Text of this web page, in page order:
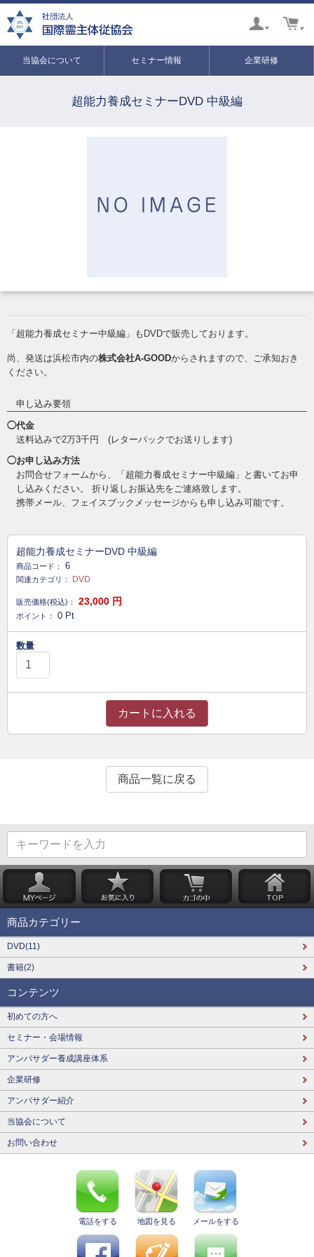
当協会について セミナー情報 企業研修
超能力養成セミナーDVD 中級編
「超能力養成セミナー中級編」もDVDで販売しております。
尚、発送は浜松市内の株式会社A-GOODからされますので、ご承知おき
ください。
申し込み要領
◯代金
送料込みで2万3千円 (レターパックでお送りします)
◯お申し込み方法
お問合せフォームから、「超能力養成セミナー中級編」と書いてお申
し込みください。 折り返しお振込先をご連絡致します。
携帯メール、フェイスブックメッセージからも申し込み可能です。
超能力養成セミナーDVD 中級編
商品コード： 6
関連カテゴリ： DVD
販売価格(税込)： 23,000 円
ポイント： 0 Pt
数量
カートに入れる
商品一覧に戻る
商品カテゴリー
DVD(11)
書籍(2)
コンテンツ
初めての方へ
セミナー・会場情報
アンバサダー養成講座体系
企業研修
アンバサダー紹介
当協会について
お問い合わせ
電話をする 地図を見る メールをする